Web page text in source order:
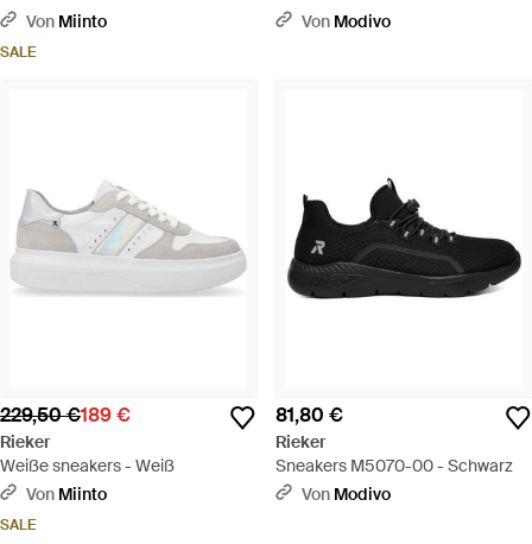
Von Miinto
SALE
Von Modivo
229,50 €189 €
Rieker
Weiße sneakers - Weiß
Von Miinto
SALE
81,80 €
Rieker
Sneakers M5070-00 - Schwarz
Von Modivo